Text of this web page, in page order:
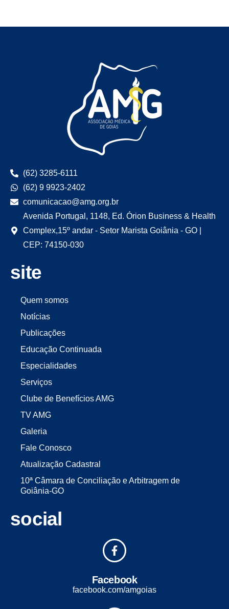
(62) 3285-6111
(62) 9 9923-2402
comunicacao@amg.org.br
Avenida Portugal, 1148, Ed. Órion Business & Health
Complex,15º andar - Setor Marista Goiânia - GO |
CEP: 74150-030
site
Quem somos
Notícias
Publicações
Educação Continuada
Especialidades
Serviços
Clube de Benefícios AMG
TV AMG
Galeria
Fale Conosco
Atualização Cadastral
10ª Câmara de Conciliação e Arbitragem de
Goiânia-GO
social
Facebook
facebook.com/amgoias